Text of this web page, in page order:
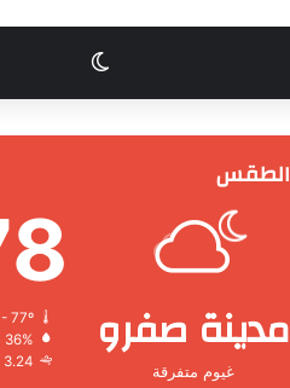
الوضع
الطقس
مدينة صفرو
غيوم متفرقة
94º - 77º
36%
3.24 ميل/ساعة